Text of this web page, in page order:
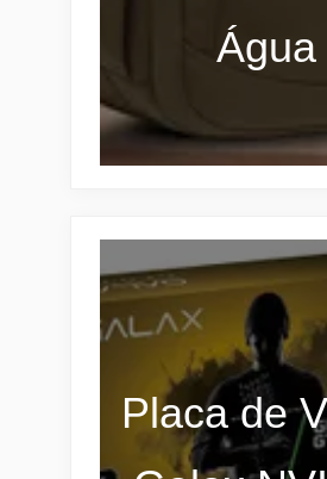
Água
Placa de